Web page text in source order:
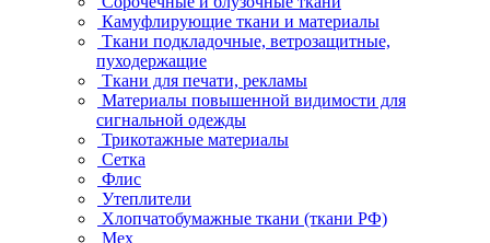
Камуфлирующие ткани и материалы
Ткани подкладочные, ветрозащитные,
пуходержащие
Ткани для печати, рекламы
Материалы повышенной видимости для
сигнальной одежды
Трикотажные материалы
Сетка
Флис
Утеплители
Хлопчатобумажные ткани (ткани РФ)
Мех